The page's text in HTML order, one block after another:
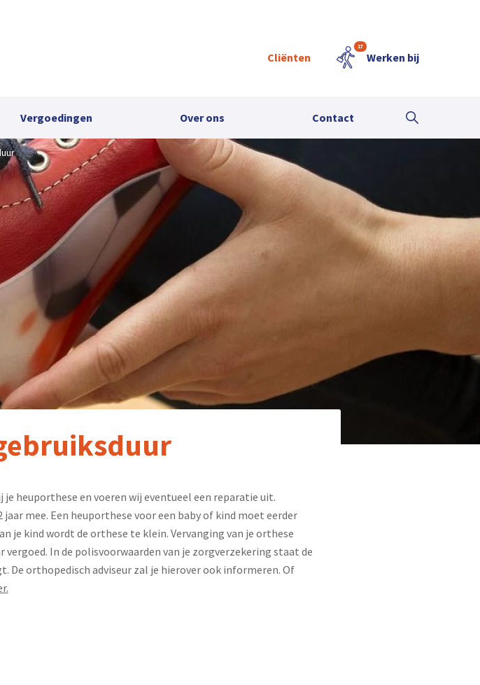
Cliënten
17
Werken bij
Vergoedingen Over ons Contact
heuporthese en voeren wij eventueel een reparatie uit.
mee. Een heuporthese voor een baby of kind moet eerder
je kind wordt de orthese te klein. Vervanging van je orthese
In de polisvoorwaarden van je zorgverzekering staat de
De orthopedisch adviseur zal je hierover ook informeren. Of